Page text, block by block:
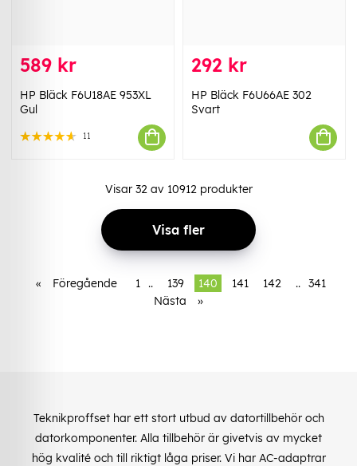
589 kr
HP Bläck F6U18AE 953XL
Gul
11
292 kr
HP Bläck F6U66AE 302
Svart
Visar 32av 10912produkter
Visa fler
« Föregående 1 .. 139 140 141 142 .. 341
Nästa
»
Teknikproffset har ett stort utbud av datortillbehör och
datorkomponenter. Alla tillbehör är givetvis av mycket
hög kvalité och till riktigt låga priser. Vi har AC-adaptrar